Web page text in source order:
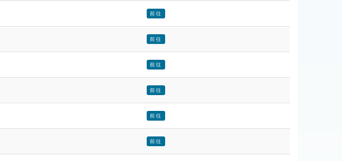
前往
前往
前往
前往
前往
前往